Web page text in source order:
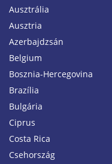
Ausztrália
Ausztria
Azerbajdzsán
Belgium
Bosznia-Hercegovina
Brazília
Bulgária
Ciprus
Costa Rica
Csehország